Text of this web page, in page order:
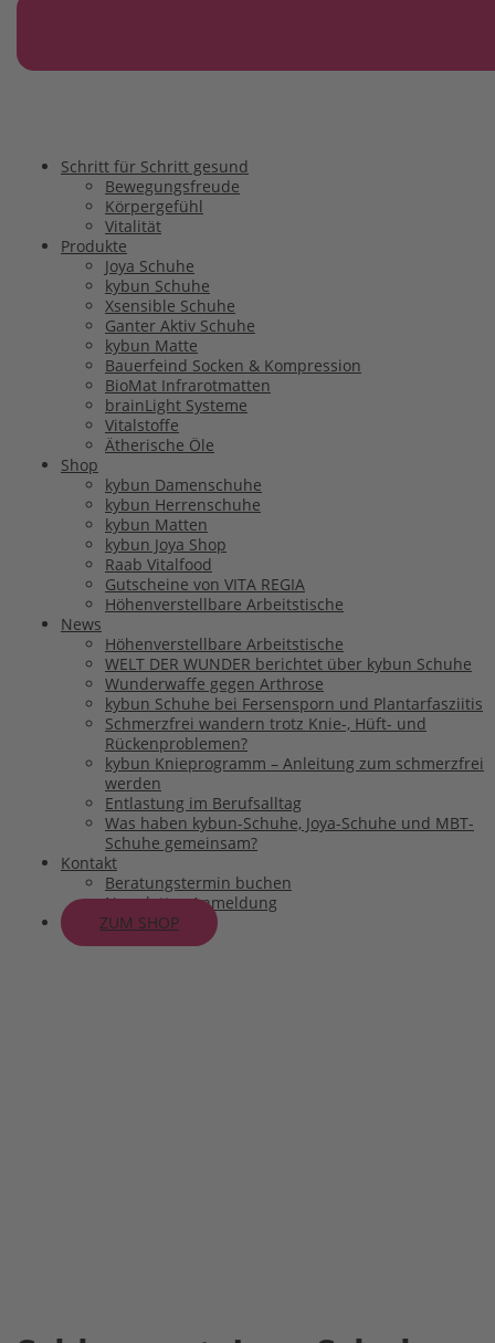
Schritt für Schritt gesund
Bewegungsfreude
Körpergefühl
Vitalität
Produkte
Joya Schuhe
kybun Schuhe
Xsensible Schuhe
Ganter Aktiv Schuhe
kybun Matte
Bauerfeind Socken & Kompression
BioMat Infrarotmatten
brainLight Systeme
Vitalstoffe
Ätherische Öle
Shop
kybun Damenschuhe
kybun Herrenschuhe
kybun Matten
kybun Joya Shop
Raab Vitalfood
Gutscheine von VITA REGIA
Höhenverstellbare Arbeitstische
News
Höhenverstellbare Arbeitstische
WELT DER WUNDER berichtet über kybun Schuhe
Wunderwaffe gegen Arthrose
kybun Schuhe bei Fersensporn und Plantarfasziitis
Schmerzfrei wandern trotz Knie-, Hüft- und
Rückenproblemen?
kybun Knieprogramm – Anleitung zum schmerzfrei
werden
Entlastung im Berufsalltag
Was haben kybun-Schuhe, Joya-Schuhe und MBT-
Schuhe gemeinsam?
Kontakt
Beratungstermin buchen
Newsletter-Anmeldung
ZUM SHOP